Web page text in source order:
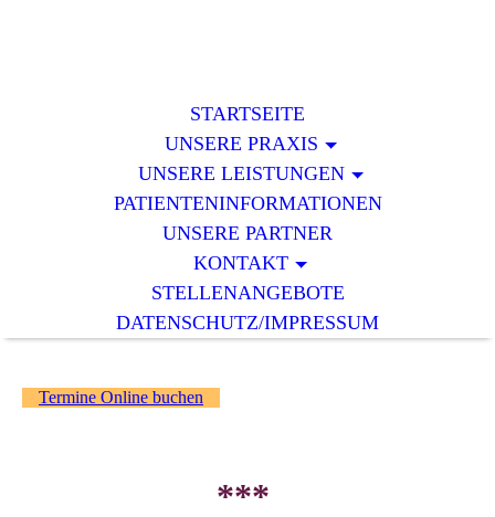
STARTSEITE
UNSERE PRAXIS
UNSERE LEISTUNGEN
PATIENTENINFORMATIONEN
UNSERE PARTNER
KONTAKT
STELLENANGEBOTE
DATENSCHUTZ/IMPRESSUM
Termine Online buchen
***